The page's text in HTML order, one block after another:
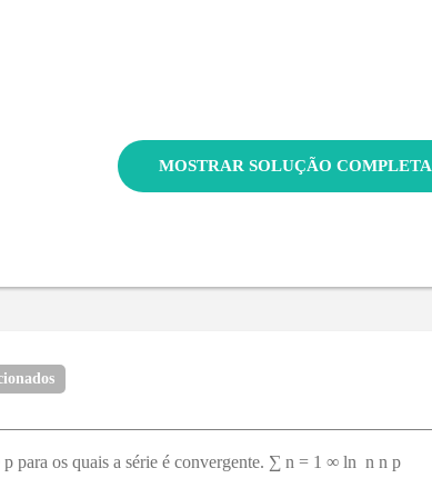
MOSTRAR SOLUÇÃO COMPLETA
para os quais a série é convergente. ∑ n = 1 ∞ ln ⁡ n n p